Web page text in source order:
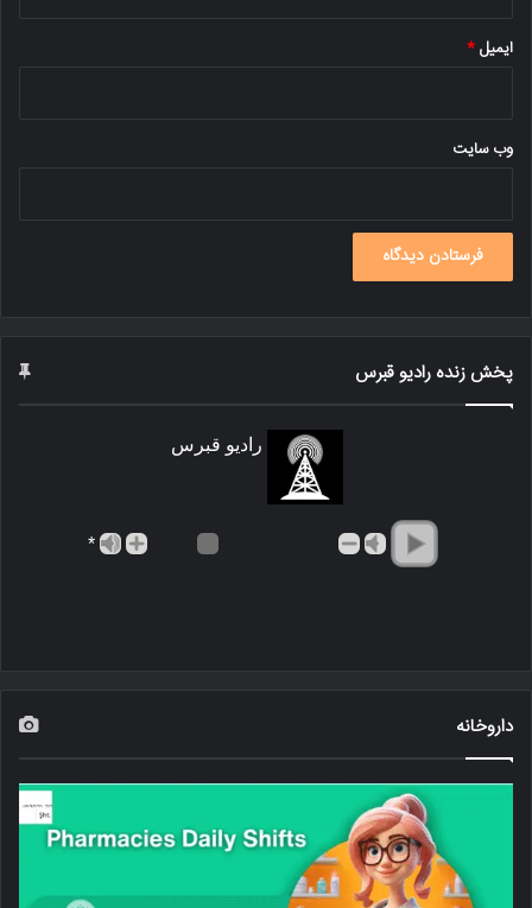
ایمیل*
وب‌ سایت
پخش زنده رادیو قبرس
رادیو قبرس
*
داروخانه